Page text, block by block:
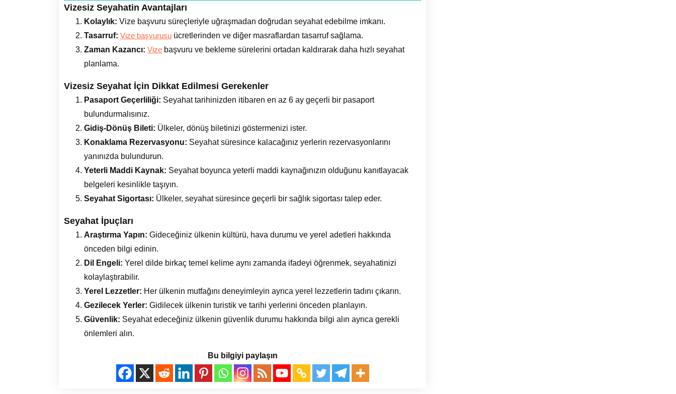
Vizesiz Seyahatin Avantajları
Kolaylık: Vize başvuru süreçleriyle uğraşmadan doğrudan seyahat edebilme imkanı.
Tasarruf: Vize başvurusu ücretlerinden ve diğer masraflardan tasarruf sağlama.
Zaman Kazancı: Vize başvuru ve bekleme sürelerini ortadan kaldırarak daha hızlı seyahat
planlama.
Vizesiz Seyahat İçin Dikkat Edilmesi Gerekenler
Pasaport Geçerliliği: Seyahat tarihinizden itibaren en az 6 ay geçerli bir pasaport
bulundurmalısınız.
Gidiş-Dönüş Bileti: Ülkeler, dönüş biletinizi göstermenizi ister.
Konaklama Rezervasyonu: Seyahat süresince kalacağınız yerlerin rezervasyonlarını
yanınızda bulundurun.
Yeterli Maddi Kaynak: Seyahat boyunca yeterli maddi kaynağınızın olduğunu kanıtlayacak
belgeleri kesinlikle taşıyın.
Seyahat Sigortası: Ülkeler, seyahat süresince geçerli bir sağlık sigortası talep eder.
Seyahat İpuçları
Araştırma Yapın: Gideceğiniz ülkenin kültürü, hava durumu ve yerel adetleri hakkında
önceden bilgi edinin.
Dil Engeli: Yerel dilde birkaç temel kelime aynı zamanda ifadeyi öğrenmek, seyahatinizi
kolaylaştırabilir.
Yerel Lezzetler: Her ülkenin mutfağını deneyimleyin ayrıca yerel lezzetlerin tadını çıkarın.
Gezilecek Yerler: Gidilecek ülkenin turistik ve tarihi yerlerini önceden planlayın.
Güvenlik: Seyahat edeceğiniz ülkenin güvenlik durumu hakkında bilgi alın ayrıca gerekli
önlemleri alın.
Bu bilgiyi paylaşın